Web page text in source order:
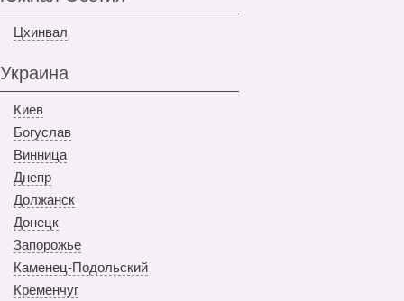
Цхинвал
Украина
Киев
Богуслав
Винница
Днепр
Должанск
Донецк
Запорожье
Каменец-Подольский
Кременчуг